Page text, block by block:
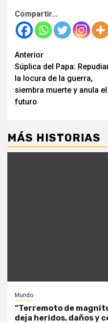
Compartir...
Seguir
leyendo
Anterior
Súplica del Papa:
la locura de la guerra,
siembra muerte y anula el
futuro
MÁS HISTORIAS
Mundo
“Terremoto de
deja heridos, daños y